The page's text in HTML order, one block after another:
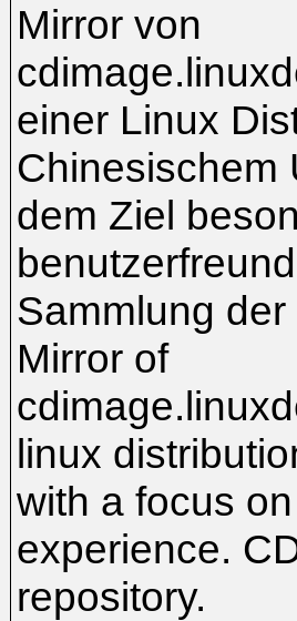
Mirror von
einer Linux
Chinesischem
dem Ziel
Sammlung
Mirror of
linux
with a focus
experience.
repository.